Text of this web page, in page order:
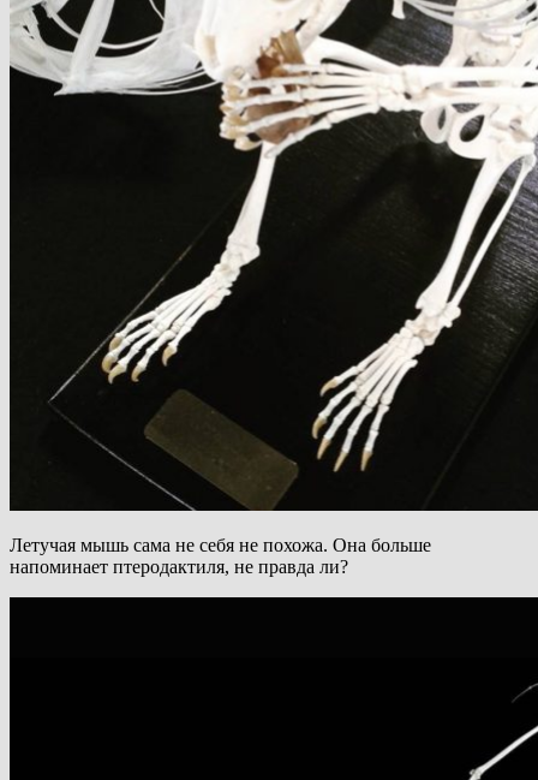
Летучая мышь сама не себя не похожа. Она больше
напоминает птеродактиля, не правда ли?